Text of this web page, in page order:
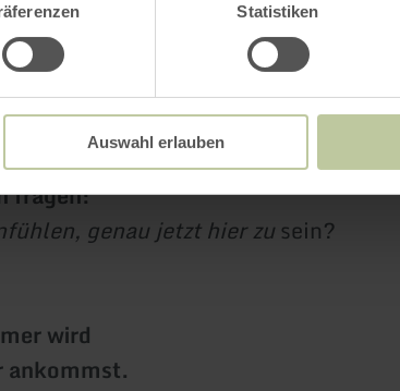
Statistiken
Auswahl erlauben
ist.
liest,
fragen:
genau jetzt hier zu sein?
wird
ankommst.